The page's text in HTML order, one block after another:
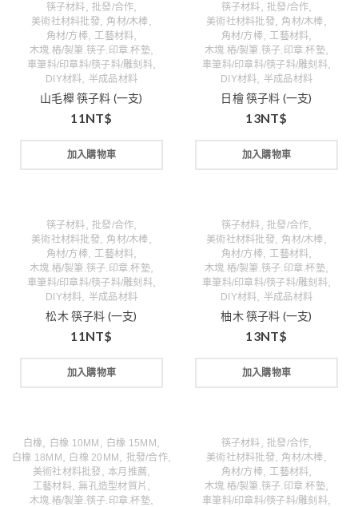
筷子材料 批發/合作
美術社材料批發, 角材/木棒
角材/方棒, 工藝材料
木塊.樁/製筆.筷子.印章.杯墊,
車筆料/印章料/筷子料/雕刻料,
DIY材料 半成品材料
山毛櫸 筷子料 (一支)
11 NT$
加入購物車
筷子材料 批發/合作
美術社材料批發, 角材/木棒
角材/方棒, 工藝材料
木塊.樁/製筆.筷子.印章.杯墊,
車筆料/印章料/筷子料/雕刻料,
DIY材料 半成品材料
日檜 筷子料 (一支)
13NT$
加入購物車
筷子材料 批發/合作
美術社材料批發, 角材/木棒
角材/方棒, 工藝材料
木塊.樁/製筆.筷子.印章.杯墊,
車筆料/印章料/筷子料/雕刻料,
DIY材料 半成品材料
松木 筷子料 (一支)
11 NT$
加入購物車
筷子材料 批發/合作
美術社材料批發, 角材/木棒
角材/方棒, 工藝材料
木塊.樁/製筆.筷子.印章.杯墊,
車筆料/印章料/筷子料/雕刻料,
DIY材料 半成品材料
柚木 筷子料 (一支)
13NT$
加入購物車
白橡 白橡 10MM 白橡 15MM
白橡 18MM 白橡 20MM 批發/合作,
美術社材料批發 本月推薦
工藝材料, 無孔造型材質片
木塊.樁/製筆.筷子.印章.杯墊,
筷子材料 批發/合作
美術社材料批發, 角材/木棒
角材/方棒, 工藝材料
木塊.樁/製筆.筷子.印章.杯墊,
車筆料/印章料/筷子料/雕刻料,